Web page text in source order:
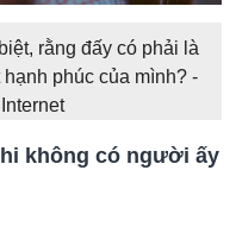
rằng đấy có phải là
phúc của mình? -
không có người ấy